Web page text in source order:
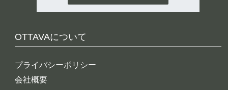
OTTAVAについて
プライバシーポリシー
会社概要